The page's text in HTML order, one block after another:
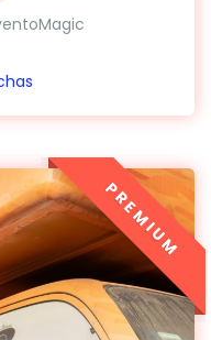
PREMIUM